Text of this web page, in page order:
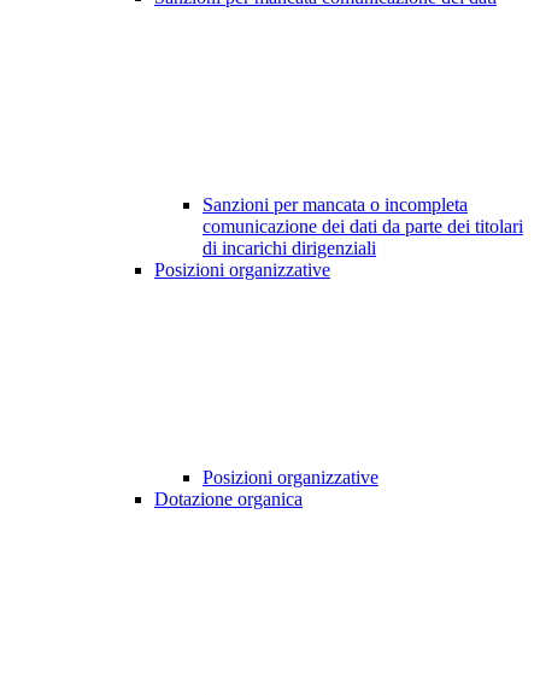
Sanzioni per mancata o incompleta
comunicazione dei dati da parte dei titolari
di incarichi dirigenziali
Posizioni organizzative
Posizioni organizzative
Dotazione organica